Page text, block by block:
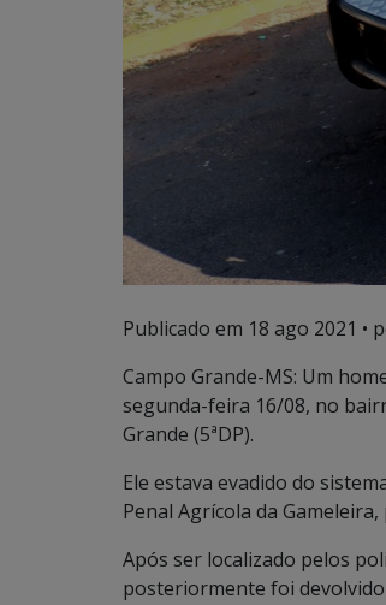
Publicado em 18 ago 2021 •
Campo Grande-MS: Um
segunda-feira 16/08, no
Grande (5ªDP).
Ele estava evadido do
Penal Agrícola da
Após ser localizado pelos
posteriormente foi